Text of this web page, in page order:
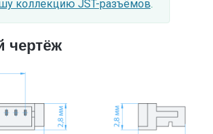
коллекцию JST-разъёмов.
чертёж